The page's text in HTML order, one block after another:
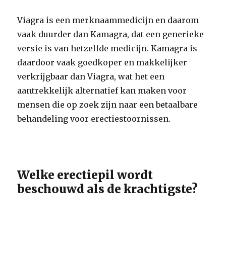
Viagra is een merknaammedicijn en daarom
vaak duurder dan Kamagra, dat een generieke
versie is van hetzelfde medicijn. Kamagra is
daardoor vaak goedkoper en makkelijker
verkrijgbaar dan Viagra, wat het een
aantrekkelijk alternatief kan maken voor
mensen die op zoek zijn naar een betaalbare
behandeling voor erectiestoornissen.
Welke erectiepil wordt
beschouwd als de krachtigste?